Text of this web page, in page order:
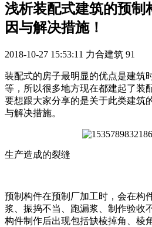
浅析装配式建筑的预制
因与解决措施！
2018-10-27 15:53:11 力合建筑 91
装配式的房子最明显的优点是建筑
等，所以很多地方现在都建起了装
要想跟大家分享的是关于此类建筑
与解决措施。
生产造成的裂缝
预制构件在预制厂加工时，会在构
浆、振捣不当、跑漏浆、制作验收
构件制作后出现包括缺棱掉角、棱